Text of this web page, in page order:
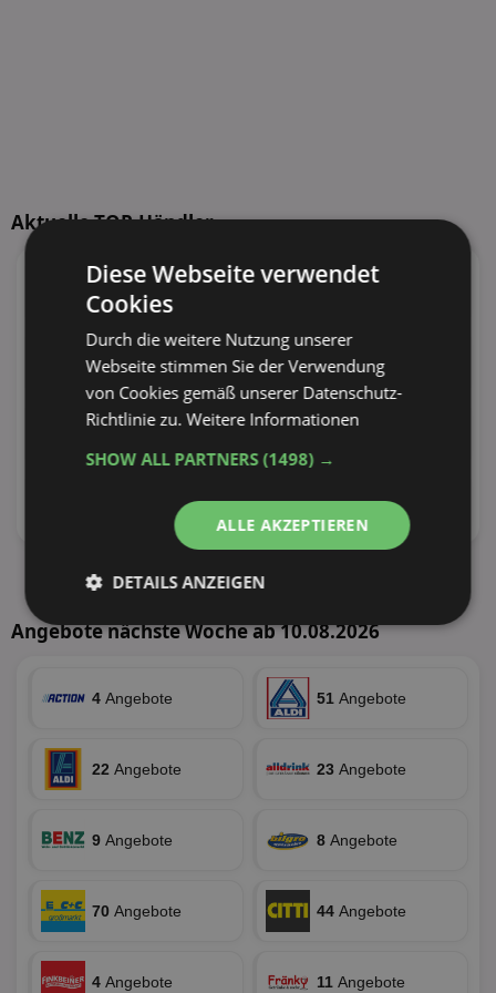
Aktuelle TOP-Händler
147 Angebote
55 Tiefstpreise
95 Angebote
100 Angebote
30 Tiefstpreise
55 Angebote
29 Tiefstpreise
110 Angebote 73 Angebote
23 Tiefstpreise 21 Tiefstpreise
Alle aktuellen Angebote anzeigen
Angebote nächste Woche ab 10.08.2026
4 Angebote 51 Angebote
22 Angebote 23 Angebote
9 Angebote 8 Angebote
70 Angebote 44 Angebote
4 Angebote 11 Angebote
Diese Webseite verwendet
Cookies
Durch die weitere Nutzung unserer
Webseite stimmen Sie der Verwendung
von Cookies gemäß unserer Datenschutz-
Richtlinie zu.Weitere Informationen
SHOW ALL PARTNERS(1498) →
ALLE AKZEPTIEREN
DETAILS ANZEIGEN
Unbedingt
Performance
Unbedingt erforderlich
Performance